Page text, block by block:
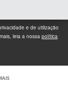
e de utilização
leia a nossa política